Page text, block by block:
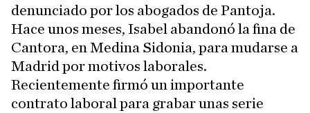
denunciado por los abogados de Pantoja.
Hace unos meses, Isabel abandonó la fina de
Cantora, en Medina Sidonia, para mudarse a
Madrid por motivos laborales.
Recientemente firmó un importante
contrato laboral para grabar unas serie